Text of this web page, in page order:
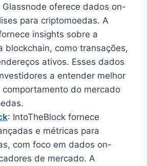
Glassnode oferece dados on-
para criptomoedas. A
insights sobre a
blockchain, como transações,
ativos. Esses dados
a entender melhor
comportamento do mercado
: IntoTheBlock fornece
e métricas para
com foco em dados on-
de mercado. A